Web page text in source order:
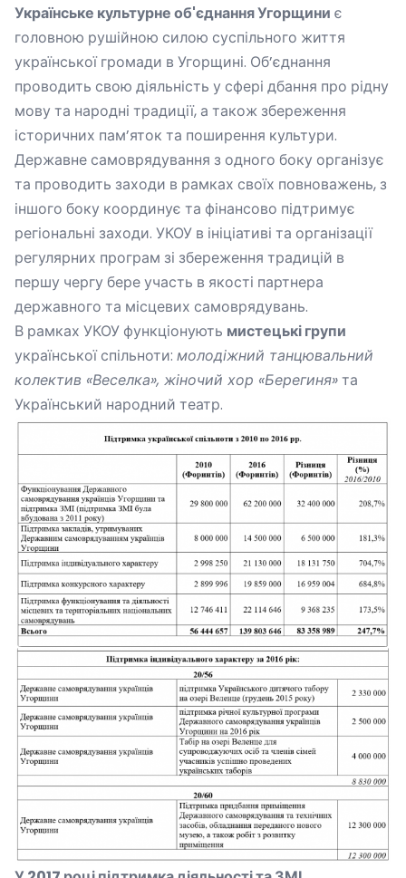
Українське культурне об'єднання Угорщини є
головною рушійною силою суспільного життя
української громади в Угорщині. Об’єднання
проводить свою діяльність у сфері дбання про рідну
мову та народні традиції, а також збереження
історичних пам’яток та поширення культури.
Державне самоврядування з одного боку організує
та проводить заходи в рамках своїх повноважень, з
іншого боку координує та фінансово підтримує
регіональні заходи. УКОУ в ініціативі та організації
регулярних програм зі збереження традицій в
першу чергу бере участь в якості партнера
державного та місцевих самоврядувань.
В рамках УКОУ функціонують мистецькі групи
української спільноти: молодіжний танцювальний
колектив «Веселка», жіночий хор «Берегиня»та
Український народний театр.